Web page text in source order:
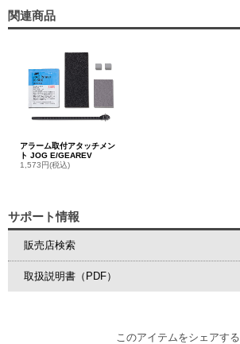
関連商品
アラーム取付アタッチメン
ト JOG E/GEAREV
1,573円(税込)
サポート情報
販売店検索
取扱説明書（PDF）
このアイテムをシェアする